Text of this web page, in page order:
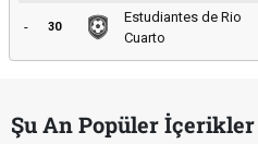
- 30
Estudiantes de Rio
Cuarto
Şu An Popüler İçerikler